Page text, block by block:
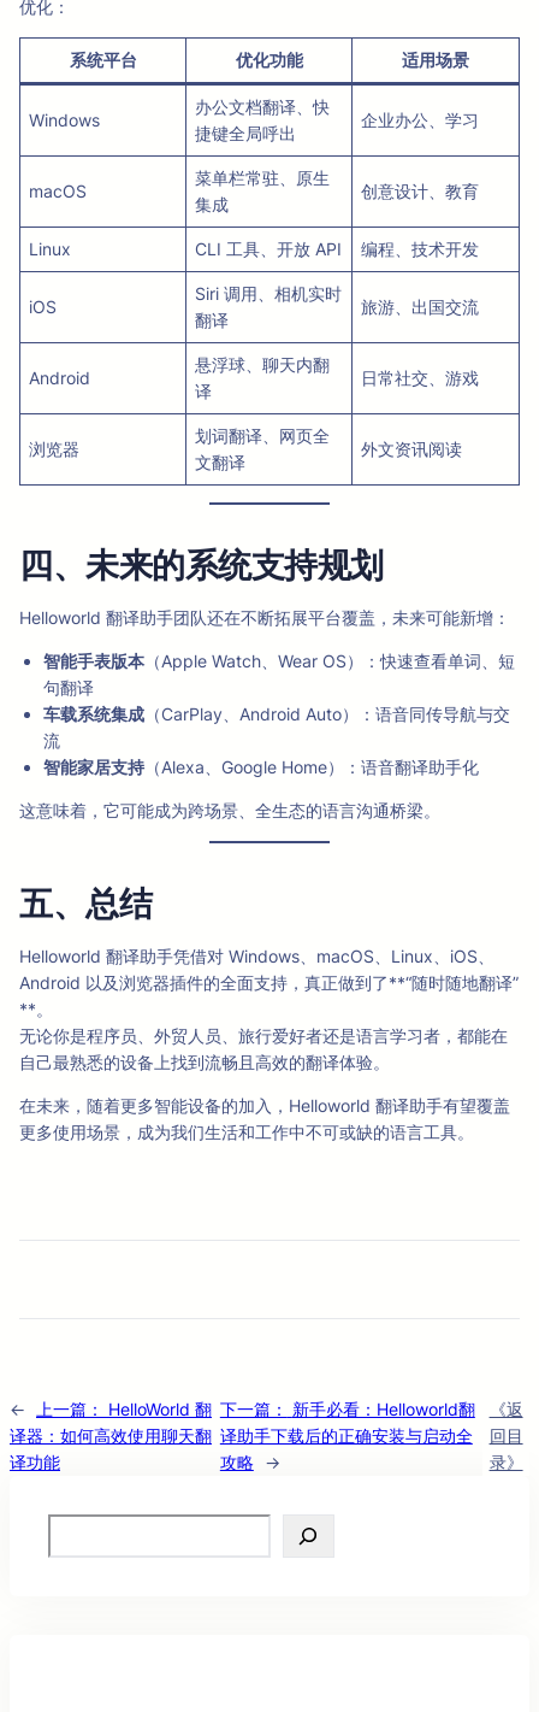
优化：
系统平台 优化功能 适用场景
Windows
办公文档翻译、快
捷键全局呼出
企业办公、学习
macOS
菜单栏常驻、原生
集成
创意设计、教育
Linux CLI 工具、开放 API 编程、技术开发
iOS
Siri 调用、相机实时
翻译
旅游、出国交流
Android
悬浮球、聊天内翻
译
日常社交、游戏
浏览器
划词翻译、网页全
文翻译
外文资讯阅读
四、未来的系统支持规划
Helloworld 翻译助手团队还在不断拓展平台覆盖，未来可能新增：
智能手表版本 （Apple Watch、Wear OS）：快速查看单词、短
句翻译
车载系统集成 （CarPlay、Android Auto）：语音同传导航与交
流
智能家居支持 （Alexa、Google Home）：语音翻译助手化
这意味着，它可能成为跨场景、全生态的语言沟通桥梁。
五、总结
Helloworld 翻译助手凭借对 Windows、macOS、Linux、iOS、
Android 以及浏览器插件的全面支持，真正做到了**“随时随地翻译”
**。
无论你是程序员、外贸人员、旅行爱好者还是语言学习者，都能在
自己最熟悉的设备上找到流畅且高效的翻译体验。
在未来，随着更多智能设备的加入，Helloworld 翻译助手有望覆盖
更多使用场景，成为我们生活和工作中不可或缺的语言工具。
← 上一篇：
HelloWorld 翻
译器：如何高效使用聊天翻
译功能
下一篇：
新手必看：Helloworld翻
译助手下载后的正确安装与启动全
攻略 →
《返
回目
录》